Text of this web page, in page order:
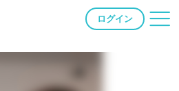
ログイン